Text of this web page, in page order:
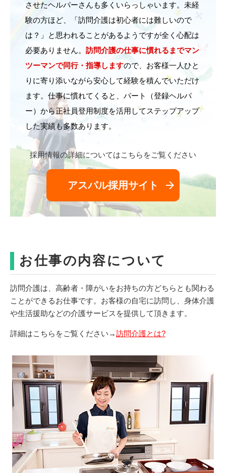
させたヘルパーさんも多くいらっしゃいます。未経
験の方ほど、「訪問介護は初心者には難しいので
は？」と思われることがあるようですが全く心配は
必要ありません。 訪問介護の仕事に慣れるまでマン
ツーマンで同行・指導しますので、お客様一人ひと
りに寄り添いながら安心して経験を積んでいただけ
ます。仕事に慣れてくると、パート（登録ヘルパ
ー）から正社員登用制度を活用してステップアップ
した実績も多数あります。
採用情報の詳細についてはこちらをご覧ください
アスパル採用サイト arrow_forward
お仕事の内容について
訪問介護は、高齢者・障がいをお持ちの方どちらとも関わる
ことができるお仕事です。お客様の自宅に訪問し、身体介護
や生活援助などの介護サービスを提供して頂きます。
詳細はこちらをご覧ください→訪問介護とは?